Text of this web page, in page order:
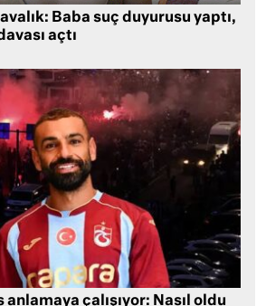
Baba suç duyurusu yaptı,
açtı
anlamaya çalışıyor: Nasıl oldu